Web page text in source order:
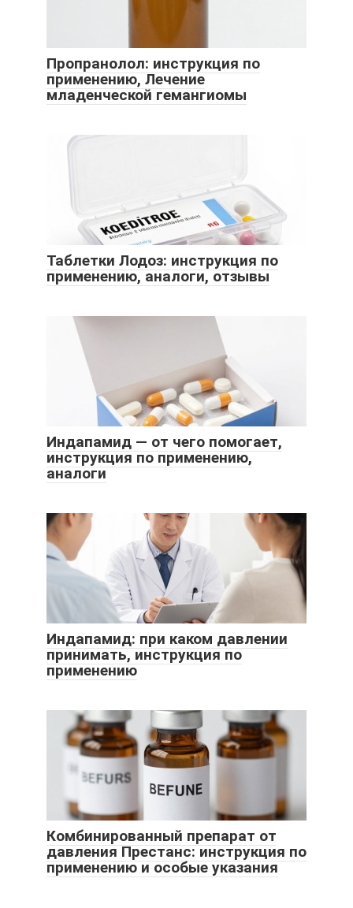
Пропранолол: инструкция по
применению, Лечение
младенческой гемангиомы
Таблетки Лодоз: инструкция по
применению, аналоги, отзывы
Индапамид — от чего помогает,
инструкция по применению,
аналоги
Индапамид: при каком давлении
принимать, инструкция по
применению
Комбинированный препарат от
давления Престанс: инструкция по
применению и особые указания